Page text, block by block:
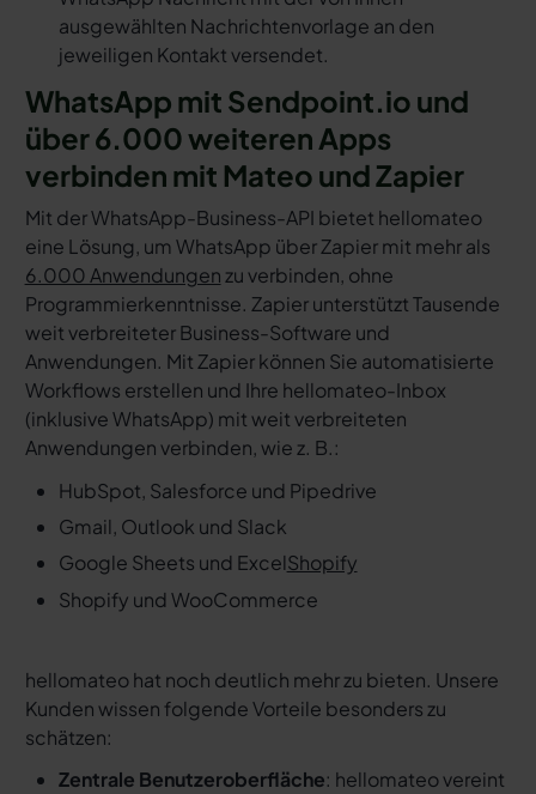
ausgewählten Nachrichtenvorlage an den
jeweiligen Kontakt versendet.
WhatsApp mit Sendpoint.io und
über 6.000 weiteren Apps
verbinden mit Mateo und Zapier
Mit der WhatsApp-Business-API bietet hellomateo
eine Lösung, um WhatsApp über Zapier mit mehr als
6.000 Anwendungenzu verbinden, ohne
Programmierkenntnisse. Zapier unterstützt Tausende
weit verbreiteter Business-Software und
Anwendungen. Mit Zapier können Sie automatisierte
Workflows erstellen und Ihre hellomateo-Inbox
(inklusive WhatsApp) mit weit verbreiteten
Anwendungen verbinden, wie z. B.:
HubSpot, Salesforce und Pipedrive
Gmail, Outlook und Slack
Google Sheets und ExcelShopify
Shopify und WooCommerce
hellomateo hat noch deutlich mehr zu bieten. Unsere
Kunden wissen folgende Vorteile besonders zu
schätzen:
Zentrale Benutzeroberfläche: hellomateo vereint